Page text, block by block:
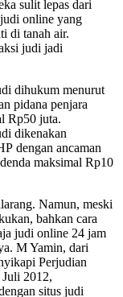
sulit lepas dari
online yang
di tanah air.
judi jadi
dihukum menurut
pidana penjara
Rp50 juta.
dikenakan
dengan ancaman
maksimal Rp10
Namun, meski
bahkan cara
judi online 24 jam
M Yamin, dari
Perjudian
2012,
situs judi